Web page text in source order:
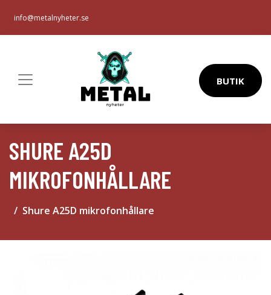
info@metalnyheter.se
BUTIK
SHURE A25D
MIKROFONHÅLLARE
Shure A25D mikrofonhållare